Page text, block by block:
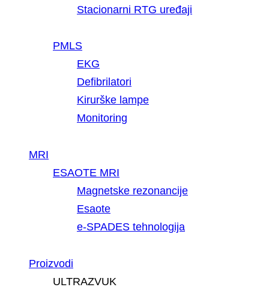
Stacionarni RTG uređaji
PMLS
EKG
Defibrilatori
Kirurške lampe
Monitoring
MRI
ESAOTE MRI
Magnetske rezonancije
Esaote
e-SPADES tehnologija
Proizvodi
ULTRAZVUK